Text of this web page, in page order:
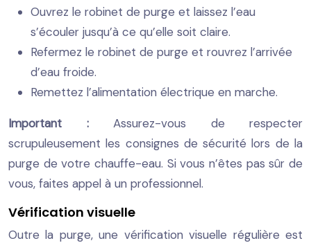
Ouvrez le robinet de purge et laissez l’eau
s’écouler jusqu’à ce qu’elle soit claire.
Refermez le robinet de purge et rouvrez l’arrivée
d’eau froide.
Remettez l’alimentation électrique en marche.
Important : Assurez-vous de respecter
scrupuleusement les consignes de sécurité lors de la
purge de votre chauffe-eau. Si vous n’êtes pas sûr de
vous, faites appel à un professionnel.
Vérification visuelle
Outre la purge, une vérification visuelle régulière est